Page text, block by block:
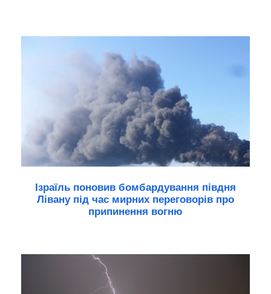
Ізраїль поновив бомбардування півдня
Лівану під час мирних переговорів про
припинення вогню